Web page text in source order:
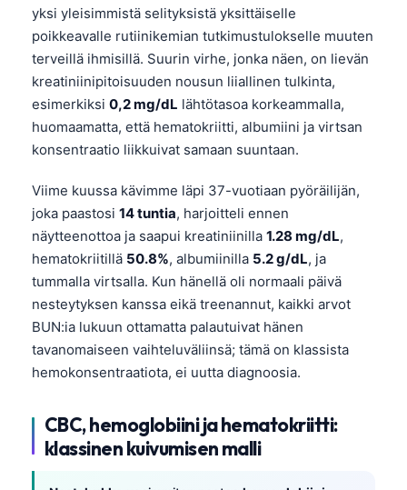
yksi yleisimmistä selityksistä yksittäiselle
poikkeavalle rutiinikemian tutkimustulokselle muuten
terveillä ihmisillä. Suurin virhe, jonka näen, on lievän
kreatiniinipitoisuuden nousun liiallinen tulkinta,
esimerkiksi 0,2 mg/dL lähtötasoa korkeammalla,
huomaamatta, että hematokriitti, albumiini ja virtsan
konsentraatio liikkuivat samaan suuntaan.
Viime kuussa kävimme läpi 37-vuotiaan pyöräilijän,
joka paastosi 14 tuntia, harjoitteli ennen
näytteenottoa ja saapui kreatiniinilla 1.28 mg/dL,
hematokriitillä 50.8%, albumiinilla 5.2 g/dL, ja
tummalla virtsalla. Kun hänellä oli normaali päivä
nesteytyksen kanssa eikä treenannut, kaikki arvot
BUN:ia lukuun ottamatta palautuivat hänen
tavanomaiseen vaihteluväliinsä; tämä on klassista
hemokonsentraatiota, ei uutta diagnoosia.
CBC, hemoglobiini ja hematokriitti:
klassinen kuivumisen malli